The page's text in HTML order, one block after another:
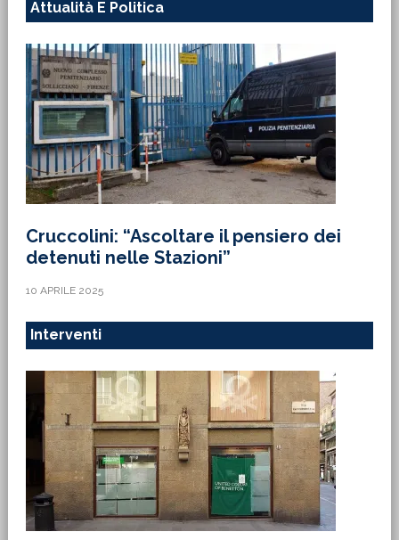
Attualità E Politica
Cruccolini: “Ascoltare il pensiero dei
detenuti nelle Stazioni”
10 APRILE 2025
Interventi